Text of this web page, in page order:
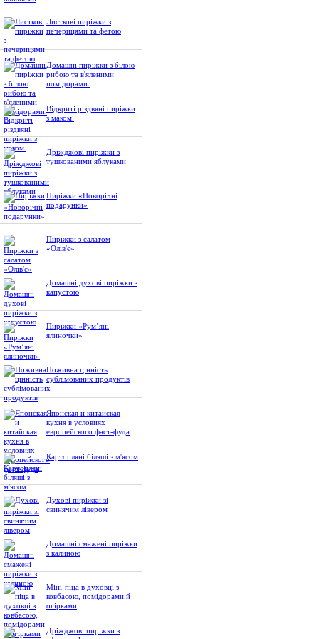
Листкові пиріжки з
печерицями та фетою
Домашні пиріжки з білою
рибою та в'яленими
помідорами.
Відкриті різдвяні пиріжки
з маком.
Дріжджові пиріжки з
тушкованими яблуками
Пиріжки «Новорічні
подарунки»
Пиріжки з салатом
«Олів'є»
Домашні духові пиріжки з
капустою
Пиріжки «Рум’яні
ялиночки»
Поживна цінність
сублімованих продуктів
Японская и китайская
кухня в условиях
европейского фаст-фуда
Картопляні біляші з м'ясом
Духові пиріжки зі
свинячим лівером
Домашні смажені пиріжки
з калиною
Міні-піца в духовці з
ковбасою, помідорами й
огірками
Дріжджові пиріжки з